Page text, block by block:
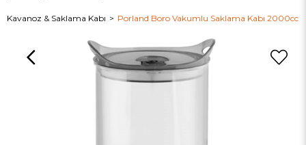
Kavanoz & Saklama Kabı Porland Boro Vakumlu Saklama Kabı 2000cc